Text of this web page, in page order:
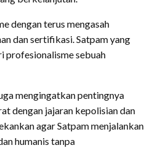
dengan terus mengasah
dan sertifikasi. Satpam yang
profesionalisme sebuah
mengingatkan pentingnya
dengan jajaran kepolisian dan
agar Satpam menjalankan
humanis tanpa